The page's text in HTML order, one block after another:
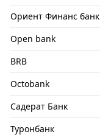
Ориент Финанс банк
Open bank
BRB
Octobank
Садерат Банк
Туронбанк